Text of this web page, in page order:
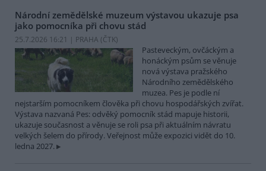
Národní zemědělské muzeum výstavou ukazuje psa
jako pomocníka při chovu stád
25.7.2026 16:21 | PRAHA (ČTK)
Pasteveckým, ovčáckým a
honáckým psům se věnuje
nová výstava pražského
Národního zemědělského
muzea. Pes je podle ní
nejstarším pomocníkem člověka při chovu hospodářských zvířat.
Výstava nazvaná Pes: odvěký pomocník stád mapuje historii,
ukazuje současnost a věnuje se roli psa při aktuálním návratu
velkých šelem do přírody. Veřejnost může expozici vidět do 10.
ledna 2027.